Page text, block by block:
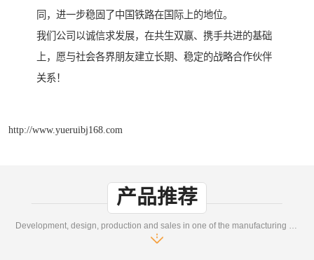
同，进一步稳固了中国铁路在国际上的地位。
我们公司以诚信求发展，在共生双赢、携手共进的基础
上，愿与社会各界朋友建立长期、稳定的战略合作伙伴
关系！
http://www.yueruibj168.com
产品推荐
Development, design, production and sales in one of the manufacturing enterprises